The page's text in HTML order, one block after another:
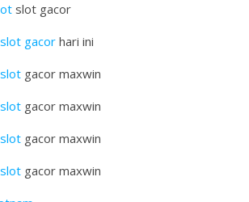
slot gacor
slot gacor hari ini
slot gacor maxwin
slot gacor maxwin
slot gacor maxwin
slot gacor maxwin